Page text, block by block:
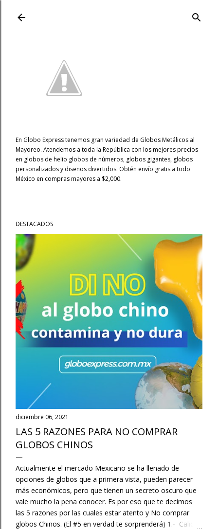
En Globo Express tenemos gran variedad de Globos Metálicos al
Mayoreo. Atendemos a toda la República con los mejores precios
en globos de helio globos de números, globos gigantes, globos
personalizados y diseños divertidos. Obtén envío gratis a todo
México en compras mayores a $2,000.
DESTACADOS
diciembre 06, 2021
LAS 5 RAZONES PARA NO COMPRAR
GLOBOS CHINOS
Actualmente el mercado Mexicano se ha llenado de
opciones de globos que a primera vista, pueden parecer
más económicos, pero que tienen un secreto oscuro que
vale mucho la pena conocer. Es por eso que te decimos
las 5 razones por las cuales estar atento y No comprar
globos Chinos. (El #5 en verdad te sorprenderá) 1.- Calidad